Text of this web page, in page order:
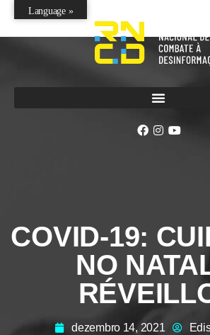
COVID-19:
NO
dezembro 14, 2021
Language »